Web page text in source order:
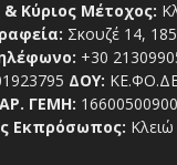
& Κύριος Μέτοχος:
Σκουζέ 14,
+30
ΔΟΥ:
ΑΡ. ΓΕΜΗ:
Εκπρόσωπος: